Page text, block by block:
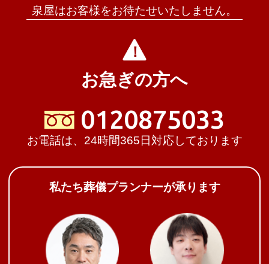
泉屋はお客様をお待たせいたしません。
お急ぎの方へ
0120875033
お電話は、24時間365日対応しております
私たち葬儀プランナーが承ります